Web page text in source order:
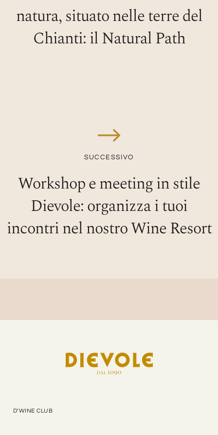
natura, situato nelle terre del
Chianti: il Natural Path
SUCCESSIVO
Workshop e meeting in stile
Dievole: organizza i tuoi
incontri nel nostro Wine Resort
D’WINE CLUB